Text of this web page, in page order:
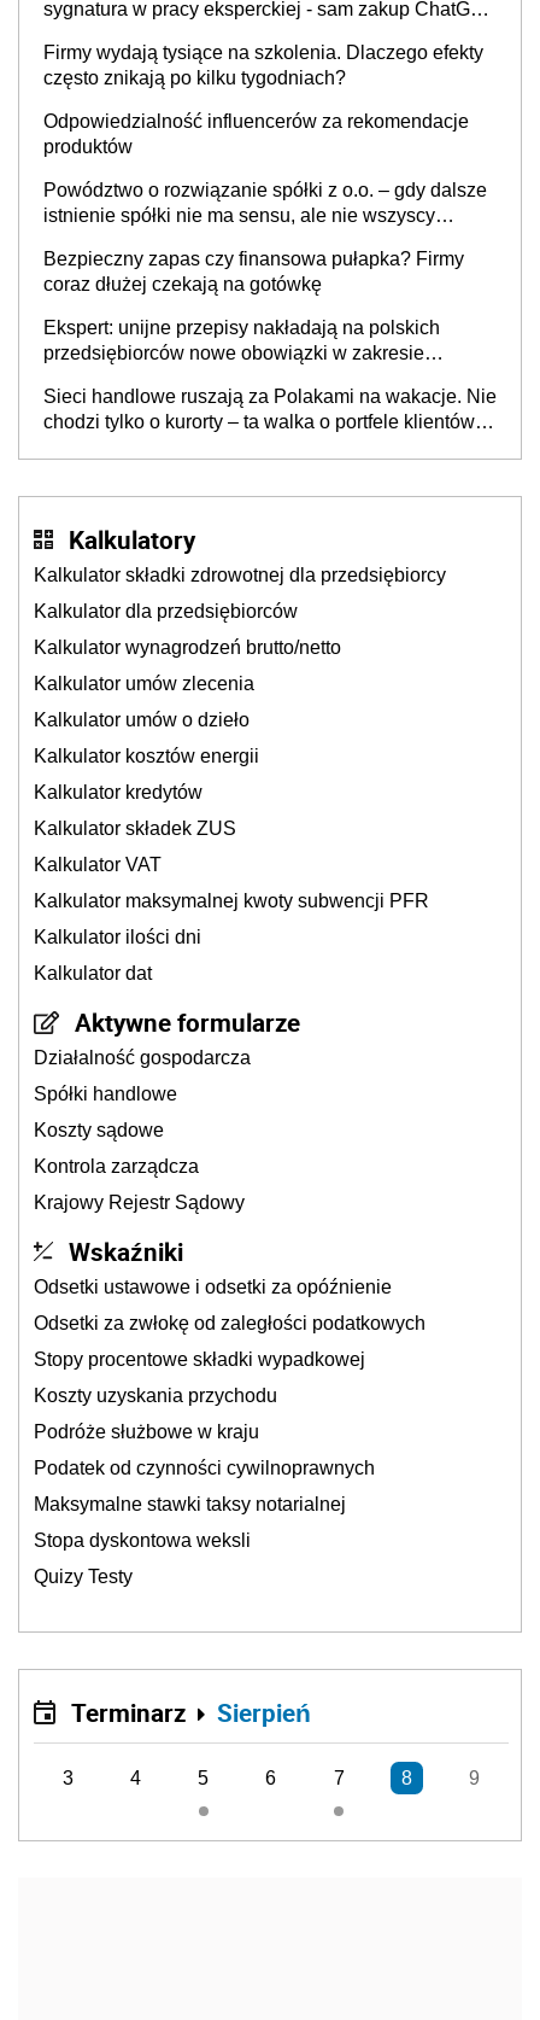
sygnatura w pracy eksperckiej - sam zakup ChatGPT
Firmy wydają tysiące na szkolenia. Dlaczego efekty
często znikają po kilku tygodniach?
Odpowiedzialność influencerów za rekomendacje
produktów
Powództwo o rozwiązanie spółki z o.o. – gdy dalsze
istnienie spółki nie ma sensu, ale nie wszyscy
Bezpieczny zapas czy finansowa pułapka? Firmy
coraz dłużej czekają na gotówkę
Ekspert: unijne przepisy nakładają na polskich
przedsiębiorców nowe obowiązki w zakresie
Sieci handlowe ruszają za Polakami na wakacje. Nie
chodzi tylko o kurorty – ta walka o portfele klientów
Kalkulatory
Kalkulator składki zdrowotnej dla przedsiębiorcy
Kalkulator dla przedsiębiorców
Kalkulator wynagrodzeń brutto/netto
Kalkulator umów zlecenia
Kalkulator umów o dzieło
Kalkulator kosztów energii
Kalkulator kredytów
Kalkulator składek ZUS
Kalkulator VAT
Kalkulator maksymalnej kwoty subwencji PFR
Kalkulator ilości dni
Kalkulator dat
Aktywne formularze
Działalność gospodarcza
Spółki handlowe
Koszty sądowe
Kontrola zarządcza
Krajowy Rejestr Sądowy
Wskaźniki
Odsetki ustawowe i odsetki za opóźnienie
Odsetki za zwłokę od zaległości podatkowych
Stopy procentowe składki wypadkowej
Koszty uzyskania przychodu
Podróże służbowe w kraju
Podatek od czynności cywilnoprawnych
Maksymalne stawki taksy notarialnej
Stopa dyskontowa weksli
Quizy Testy
Terminarz Sierpień
3 4 5 6 7 8 9